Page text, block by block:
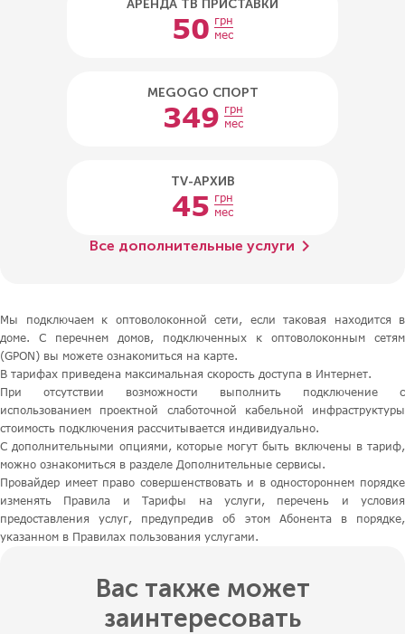
АРЕНДА ТВ ПРИСТАВКИ
50 грн
мес
MEGOGO СПОРТ
349 грн
мес
TV-АРХИВ
45 грн
мес
Все дополнительные услуги chevron_right
Мы подключаем к оптоволоконной сети, если таковая находится в
доме. С перечнем домов, подключенных к оптоволоконным сетям
(GPON) вы можете ознакомиться на карте.
В тарифах приведена максимальная скорость доступа в Интернет.
При отсутствии возможности выполнить подключение с
использованием проектной слаботочной кабельной инфраструктуры
стоимость подключения рассчитывается индивидуально.
С дополнительными опциями, которые могут быть включены в тариф,
можно ознакомиться в разделе Дополнительные сервисы.
Провайдер имеет право совершенствовать и в одностороннем порядке
изменять Правила и Тарифы на услуги, перечень и условия
предоставления услуг, предупредив об этом Абонента в порядке,
указанном в Правилах пользования услугами.
Вас также может
заинтересовать